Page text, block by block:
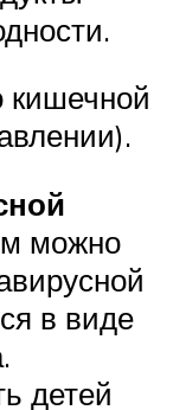
кишечной
можно
в виде
детей